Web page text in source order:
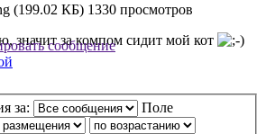
(199.02 КБ) 1330 просмотров
значит за компом сидит мой кот
за:
Поле